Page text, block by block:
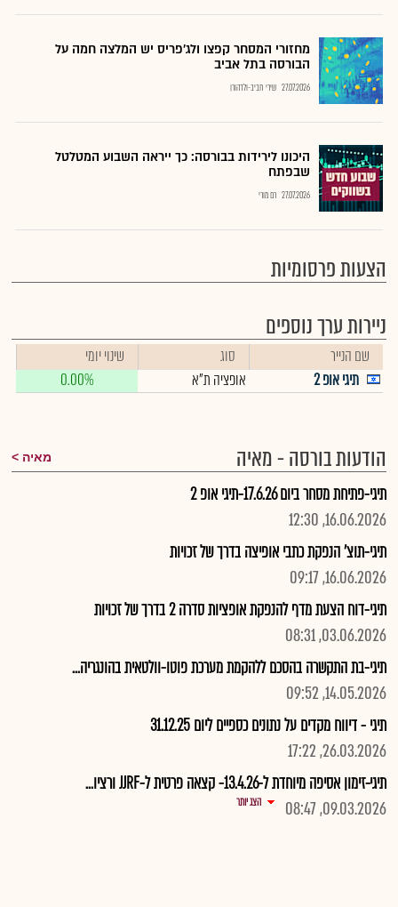
מחזורי המסחר קפצו ולג'פריס יש המלצה חמה על
הבורסה בתל אביב
27.07.2026 שירי חביב-ולדהורן
היכונו לירידות בבורסה: כך ייראה השבוע המטלטל
שבפתח
27.07.2026 רם מורי
הצעות פרסומיות
ניירות ערך נוספים
שם הנייר סוג
שינוי יומי
תיגי אופ 2
אופציה ת"א 0.00%
הודעות בורסה - מאיה מאיה
תיגי-פתיחת מסחר ביום 17.6.26-תיגי אופ 2
16.06.2026, 12:30
תיגי-תוצ' הנפקת כתבי אופיצה בדרך של זכויות
16.06.2026, 09:17
תיגי-דוח הצעת מדף להנפקת אופציות סדרה 2 בדרך של זכויות
03.06.2026, 08:31
תיגי-בת התקשרה בהסכם ללהקמת מערכת פוטו-וולטאית בהונגריה...
14.05.2026, 09:52
תיגי - דיווח מקדים על נתונים כספיים ליום 31.12.25
26.03.2026, 17:22
תיגי-זימון אסיפה מיוחדת ל-13.4.26- קצאה פרטית ל-JJRF ורציו...
09.03.2026, 08:47
הצג יותר